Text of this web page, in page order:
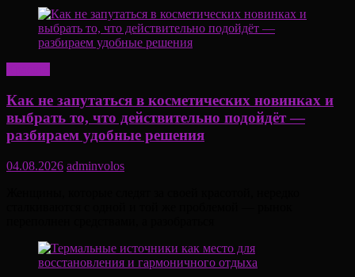
Как не запутаться в косметических новинках и
выбрать то, что действительно подойдёт —
разбираем удобные решения
04.08.2026 adminvolos